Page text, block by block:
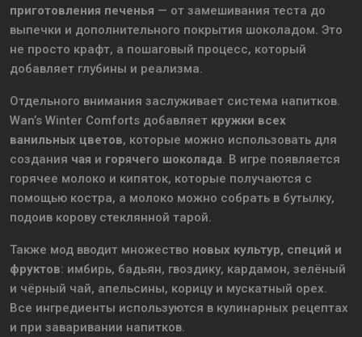
приготовления печенья — от замешивания теста до
выпечки и дополнительного покрытия шоколадом. Это
не просто крафт, а пошаговый процесс, который
добавляет глубины и реализма.
Отдельного внимания заслуживает система напитков.
Wan’s Winter Comforts добавляет кружки всех
ванильных цветов, которые можно использовать для
создания чая и горячего шоколада. В игре появляется
горячее молоко и кипяток, которые получаются с
помощью костра, а молоко можно собрать в бутылку,
подоив корову стеклянной тарой.
Также мод вводит множество новых культур, специй и
фруктов: имбирь, бадьян, гвоздику, кардамон, зелёный
и чёрный чай, апельсины, корицу и мускатный орех.
Все ингредиенты используются в кулинарных рецептах
и при заваривании напитков.